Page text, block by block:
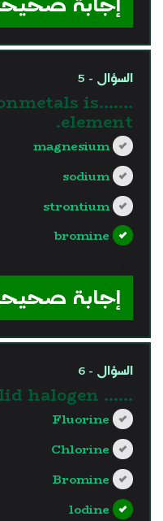
السؤال - 5
is…….
element.
magnesium
sodium
strontium
bromine
إجابة
السؤال - 6
...... is a solid halogen.
Fluorine
Chlorine
Bromine
lodine